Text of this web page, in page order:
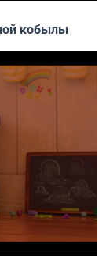
кобылы